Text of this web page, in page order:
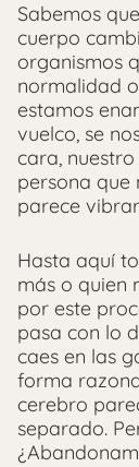
Sabemos
cuerpo
organismos
normalidad
estamos
vuelco, se
cara,
persona que
parece
Hasta aquí
más o quien
por este
pasa con lo
caes en las
forma
cerebro
separado.